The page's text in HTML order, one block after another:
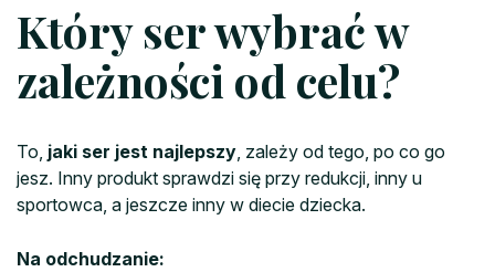
Który ser wybrać w
zależności od celu?
To, jaki ser jest najlepszy, zależy od tego, po co go
jesz. Inny produkt sprawdzi się przy redukcji, inny u
sportowca, a jeszcze inny w diecie dziecka.
Na odchudzanie: